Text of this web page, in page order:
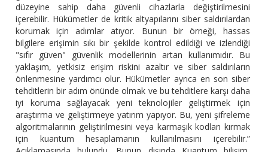
düzeyine sahip daha güvenli cihazlarla değiştirilmesini
içerebilir. Hükümetler de kritik altyapılarını siber saldırılardan
korumak için adımlar atıyor. Bunun bir örneği, hassas
bilgilere erişimin sıkı bir şekilde kontrol edildiği ve izlendiği
"sıfır güven" güvenlik modellerinin artan kullanımıdır. Bu
yaklaşım, yetkisiz erişim riskini azaltır ve siber saldırıların
önlenmesine yardımcı olur. Hükümetler ayrıca en son siber
tehditlerin bir adım önünde olmak ve bu tehditlere karşı daha
iyi koruma sağlayacak yeni teknolojiler geliştirmek için
araştırma ve geliştirmeye yatırım yapıyor. Bu, yeni şifreleme
algoritmalarının geliştirilmesini veya karmaşık kodları kırmak
için kuantum hesaplamanın kullanılmasını içerebilir.”